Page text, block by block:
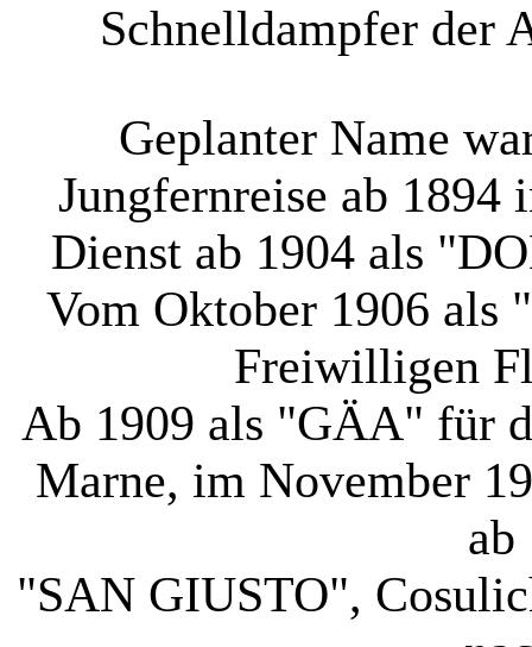
Schnelldampfer der
Geplanter Name
Jungfernreise ab
Dienst ab 1904 als
Vom Oktober 1906 als
Freiwilligen
Ab 1909 als "GÄA" für
Marne, im November
ab
"SAN GIUSTO",